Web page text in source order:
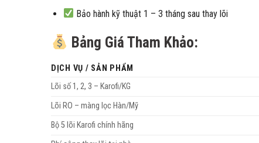
Bảo hành kỹ thuật 1 – 3 tháng sau thay lõi
Bảng Giá Tham Khảo:
DỊCH VỤ / SẢN PHẨM
Lõi số 1, 2, 3 – Karofi/KG
Lõi RO – màng lọc Hàn/Mỹ
Bộ 5 lõi Karofi chính hãng